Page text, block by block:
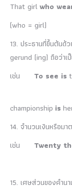
That girlwho
(who = girl)
13. ประธานที่ขึ้นต้น
gerund (ing) ถือว่าเ
เช่น To see is
championship is
14. จำนวนเงินหรือม
เช่น Twenty
Two
15. เศษส่วนของคำน